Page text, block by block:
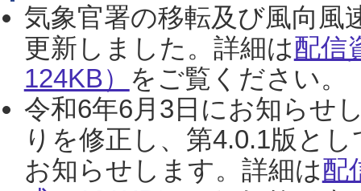
気象官署の移転及び風向風
更新しました。詳細は配信
124KB） をご覧ください。
令和6年6月3日にお知らせ
りを修正し、第4.0.1版と
お知らせします。詳細は配